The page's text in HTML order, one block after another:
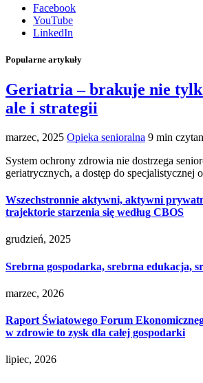
Facebook
YouTube
LinkedIn
Popularne artykuły
Geriatria – brakuje nie
ale i strategii
marzec, 2025 Opieka senioralna 9 min
System ochrony zdrowia nie dostrzega
geriatrycznych, a dostęp do specjalistycznej
Wszechstronnie aktywni, aktywni
trajektorie starzenia się według CBOS
grudzień, 2025
Srebrna gospodarka, srebrna edukacja,
marzec, 2026
Raport Światowego Forum
w zdrowie to zysk dla całej gospodarki
lipiec, 2026